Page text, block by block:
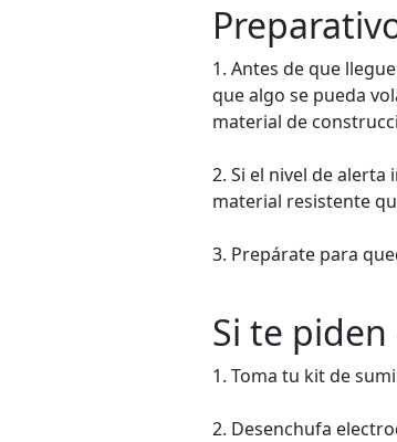
1. Antes de que
que algo se pueda
material de
2. Si el nivel de
material resistente
3. Prepárate para
Si te
1. Toma tu kit de
2. Desenchufa